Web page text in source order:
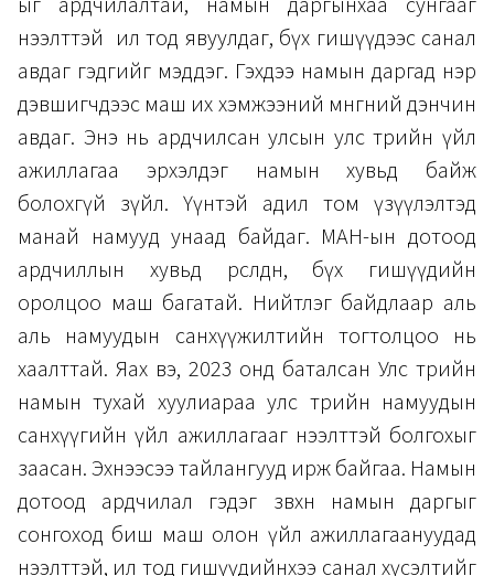
нээлттэй ил тод явуулдаг, бүх гишүүдээс санал
авдаг гэдгийг мэддэг. Гэхдээ намын даргад нэр
дэвшигчдээс маш их хэмжээний мөнгөний дэнчин
авдаг. Энэ нь ардчилсан улсын улс төрийн үйл
ажиллагаа эрхэлдэг намын хувьд байж
болохгүй зүйл. Үүнтэй адил том үзүүлэлтэд
манай намууд унаад байдаг. МАН-ын дотоод
ардчиллын хувьд өрсөлдөөн, бүх гишүүдийн
оролцоо маш багатай. Нийтлэг байдлаар аль
аль намуудын санхүүжилтийн тогтолцоо нь
хаалттай. Яах вэ, 2023 онд баталсан Улс төрийн
намын тухай хуулиараа улс төрийн намуудын
санхүүгийн үйл ажиллагааг нээлттэй болгохыг
заасан. Эхнээсээ тайлангууд ирж байгаа. Намын
дотоод ардчилал гэдэг зөвхөн намын даргыг
сонгоход биш маш олон үйл ажиллагаануудад
нээлттэй, ил тод гишүүдийнхээ санал хүсэлтийг